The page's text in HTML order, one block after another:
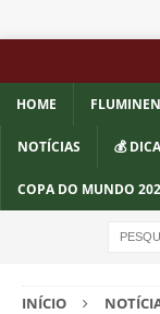
HOME
NOTÍCIAS 💰
COPA DO MUNDO
INÍCIO